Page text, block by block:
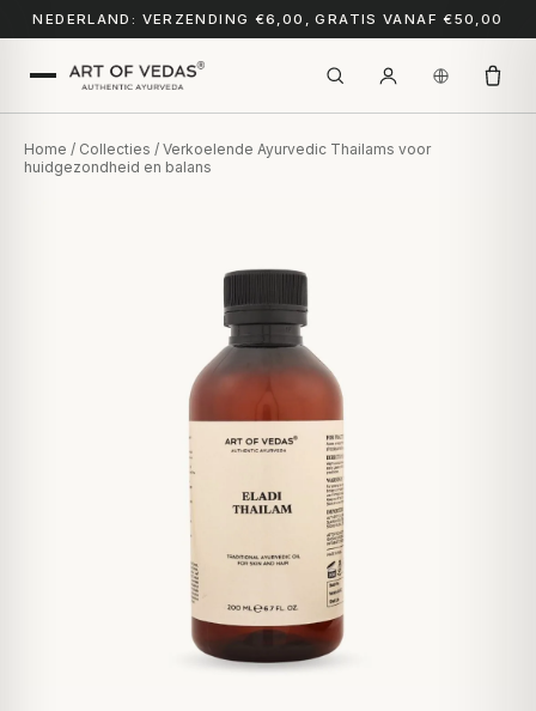
NEDERLAND: VERZENDING €6,00, GRATIS VANAF €50,00
Home / Collecties / Verkoelende Ayurvedic Thailams voor
huidgezondheid en balans